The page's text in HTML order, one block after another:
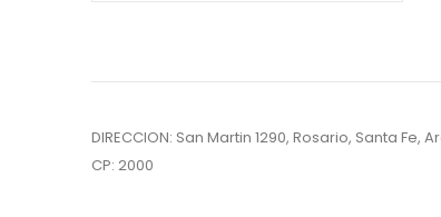
DIRECCION: San Martin 1290, Rosario, Santa Fe,
CP: 2000